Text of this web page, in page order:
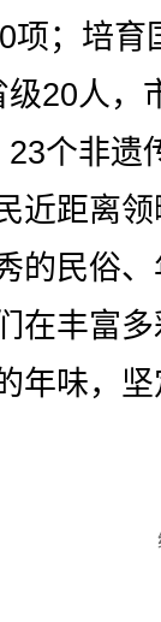
项；培育
20人，
个非遗
近距离
的民俗
在丰富
年味，